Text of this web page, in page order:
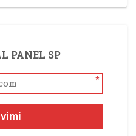
PANEL SP
*